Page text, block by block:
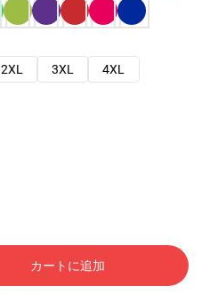
2XL 3XL
4XL
カートに追加